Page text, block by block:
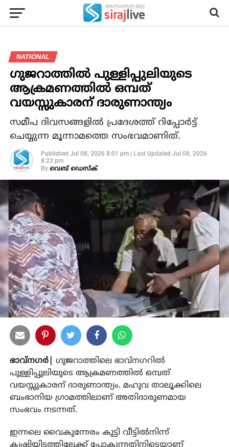
NATIONAL
ഗുജറാത്തില്‍ പുള്ളിപ്പുലിയുടെ
ആക്രമണത്തില്‍ ഒമ്പത്
വയസ്സുകാരന് ദാരുണാന്ത്യം
സമീപ ദിവസങ്ങളില്‍ പ്രദേശത്ത് റിപ്പോര്‍ട്ട്
ചെയ്യുന്ന മൂന്നാമത്തെ സംഭവമാണിത്.
Published Jul 08, 2026 8:01 pm| Last Updated Jul 08, 2026
8:23 pm
By വെബ് ഡെസ്‌ക്
ഭാവ്‌നഗര്‍| ഗുജറാത്തിലെ ഭാവ്‌നഗറില്‍
പുള്ളിപ്പുലിയുടെ ആക്രമണത്തില്‍ ഒമ്പത്
വയസ്സുകാരന് ദാരുണാന്ത്യം. മഹുവ താലൂക്കിലെ
ബംഭാനിയ ഗ്രാമത്തിലാണ് അതിദാരുണമായ
സംഭവം നടന്നത്.
ഇന്നലെ വൈകുന്നേരം കുട്ടി വീട്ടില്‍നിന്ന്
കൃഷിയിടത്തിലേക്ക് പോകുന്നതിനിടെയാണ്